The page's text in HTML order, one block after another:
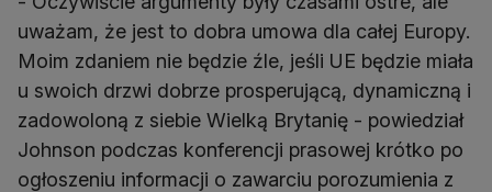
uważam, że jest to dobra umowa dla całej Europy.
Moim zdaniem nie będzie źle, jeśli UE będzie miała
u swoich drzwi dobrze prosperującą, dynamiczną i
zadowoloną z siebie Wielką Brytanię - powiedział
Johnson podczas konferencji prasowej krótko po
ogłoszeniu informacji o zawarciu porozumienia z